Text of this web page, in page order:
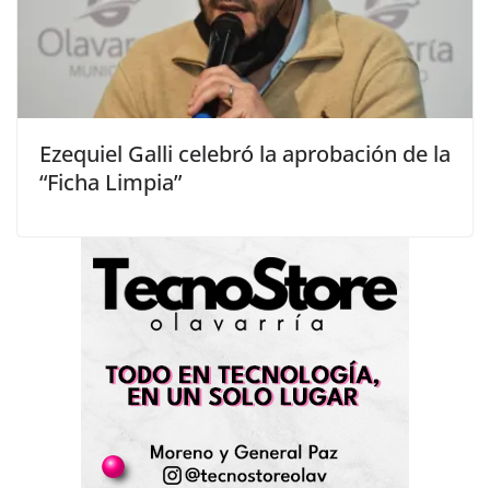
Ezequiel Galli celebró la aprobación de la
“Ficha Limpia”